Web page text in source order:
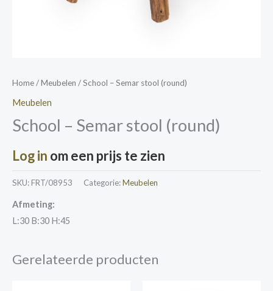
Home/Meubelen / School – Semar stool (round)
Meubelen
School – Semar stool (round)
Log in om een prijs te zien
SKU: FRT/08953 Categorie:Meubelen
Afmeting:
L:30 B:30 H:45
Gerelateerde producten